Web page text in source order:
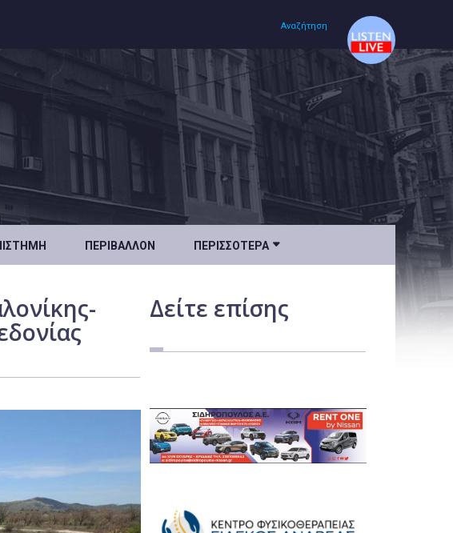
Αναζήτηση
ΠΕΡΙΒΆΛΛΟΝ ΠΕΡΙΣΣΌΤΕΡΑ 
Δείτε επίσης
Αρχική
Πολιτισμός
Υγεία
Ταξίδια
Επιστήμη
Περιβάλλον
Κόσμος
Τοπικά